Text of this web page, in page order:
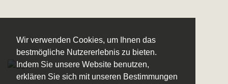
Wir verwenden Cookies, um Ihnen das
bestmögliche Nutzererlebnis zu bieten.
Indem Sie unsere Website benutzen,
erklären Sie sich mit unseren Bestimmungen